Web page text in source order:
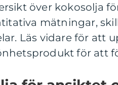
över kokosolja
mätningar,
Läs vidare för att
för att